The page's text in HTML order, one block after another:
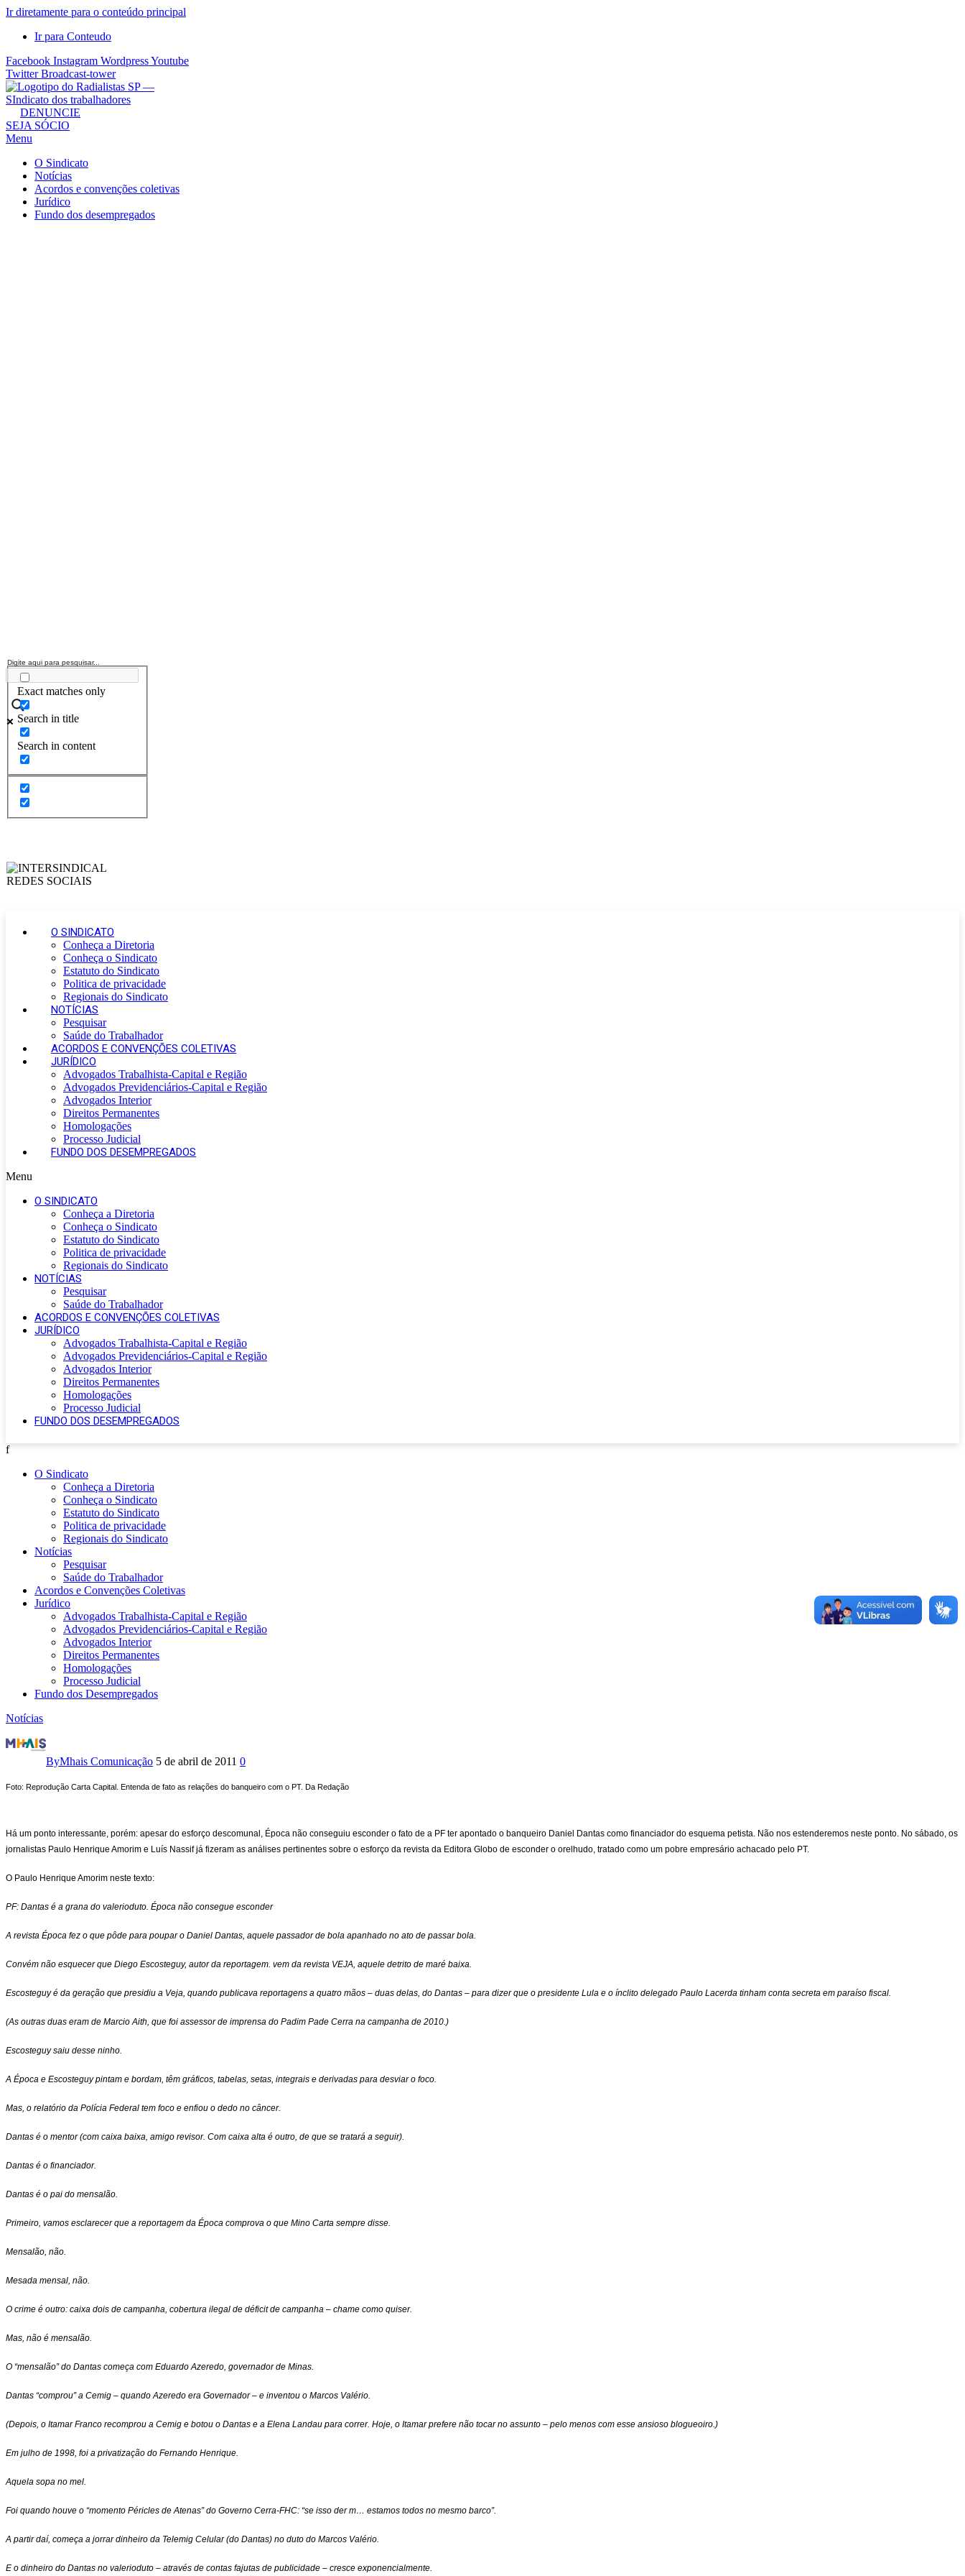
Ir diretamente para o conteúdo principal
Ir para Conteudo
Facebook Instagram WordpressYoutube
Twitter Broadcast-tower
Sindicato
dos
Radialistas
São
Paulo
Sindicato
DENUNCIE
SEJA SÓCIO
Menu
O Sindicato
Notícias
Acordos e convenções coletivas
Jurídico
Fundo dos desempregados
Exact matches only
Search in title
Search in content
O SINDICATO
Conheça a Diretoria
Conheça o Sindicato
Estatuto do Sindicato
Politica de privacidade
Regionais do Sindicato
NOTÍCIAS
Pesquisar
Saúde do Trabalhador
ACORDOS E CONVENÇÕES COLETIVAS
JURÍDICO
Advogados Trabalhista-Capital e Região
Advogados Previdenciários-Capital e Região
Advogados Interior
Direitos Permanentes
Homologações
Processo Judicial
FUNDO DOS DESEMPREGADOS
Menu
O SINDICATO
Conheça a Diretoria
Conheça o Sindicato
Estatuto do Sindicato
Politica de privacidade
Regionais do Sindicato
NOTÍCIAS
Pesquisar
Saúde do Trabalhador
ACORDOS E CONVENÇÕES COLETIVAS
JURÍDICO
Advogados Trabalhista-Capital e Região
Advogados Previdenciários-Capital e Região
Advogados Interior
Direitos Permanentes
Homologações
Processo Judicial
FUNDO DOS DESEMPREGADOS
f
O Sindicato
Conheça a Diretoria
Conheça o Sindicato
Estatuto do Sindicato
Politica de privacidade
Regionais do Sindicato
Notícias
Pesquisar
Saúde do Trabalhador
Acordos e Convenções Coletivas
Jurídico
Advogados Trabalhista-Capital e Região
Advogados Previdenciários-Capital e Região
Advogados Interior
Direitos Permanentes
Homologações
Processo Judicial
Fundo dos Desempregados
Notícias
Época,
Dantas,
mensalão
ByMhais Comunicação 5 de abril de 2011 0
Foto: Reprodução Carta Capital. Entenda de fato as relações do banqueiro com o PT. Da Redação
Há um ponto interessante, porém: apesar do esforço descomunal, Época não conseguiu esconder o fato de a PF ter apontado o banqueiro Daniel Dantas como financiador do esquema petista. Não nos estenderemos neste ponto. No sábado, os
jornalistas Paulo Henrique Amorim e Luís Nassif já fizeram as análises pertinentes sobre o esforço da revista da Editora Globo de esconder o orelhudo, tratado como um pobre empresário achacado pelo PT.
O Paulo Henrique Amorim neste texto:
PF: Dantas é a grana do valerioduto. Época não consegue esconder
A revista Época fez o que pôde para poupar o Daniel Dantas, aquele passador de bola apanhado no ato de passar bola.
Convém não esquecer que Diego Escosteguy, autor da reportagem. vem da revista VEJA, aquele detrito de maré baixa.
Escosteguy é da geração que presidiu a Veja, quando publicava reportagens a quatro mãos – duas delas, do Dantas – para dizer que o presidente Lula e o ínclito delegado Paulo Lacerda tinham conta secreta em paraíso fiscal.
(As outras duas eram de Marcio Aith, que foi assessor de imprensa do Padim Pade Cerra na campanha de 2010.)
Escosteguy saiu desse ninho.
A Época e Escosteguy pintam e bordam, têm gráficos, tabelas, setas, integrais e derivadas para desviar o foco.
Mas, o relatório da Polícia Federal tem foco e enfiou o dedo no câncer.
Dantas é o mentor (com caixa baixa, amigo revisor. Com caixa alta é outro, de que se tratará a seguir).
Dantas é o financiador.
Dantas é o pai do mensalão.
Primeiro, vamos esclarecer que a reportagem da Época comprova o que Mino Carta sempre disse.
Mensalão, não.
Mesada mensal, não.
O crime é outro: caixa dois de campanha, cobertura ilegal de déficit de campanha – chame como quiser.
Mas, não é mensalão.
O “mensalão” do Dantas começa com Eduardo Azeredo, governador de Minas.
Dantas “comprou” a Cemig – quando Azeredo era Governador – e inventou o Marcos Valério.
(Depois, o Itamar Franco recomprou a Cemig e botou o Dantas e a Elena Landau para correr. Hoje, o Itamar prefere não tocar no assunto – pelo menos com esse ansioso blogueoiro.)
Em julho de 1998, foi a privatização do Fernando Henrique.
Aquela sopa no mel.
Foi quando houve o “momento Péricles de Atenas” do Governo Cerra-FHC: “se isso der m… estamos todos no mesmo barco”.
A partir daí, começa a jorrar dinheiro da Telemig Celular (do Dantas) no duto do Marcos Valério.
E o dinheiro do Dantas no valerioduto – através de contas fajutas de publicidade – cresce exponencialmente.